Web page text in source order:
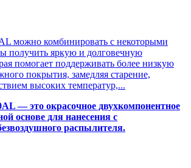
можно комбинировать с некоторыми
получить яркую и долговечную
помогает поддерживать более низкую
покрытия, замедляя старение,
высоких температур,...
— это окрасочное двухкомпонентное
основе для нанесения с
распылителя.